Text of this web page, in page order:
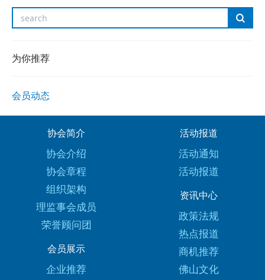
为你推荐
会员动态
协会简介
协会介绍
协会章程
组织架构
理监事会成员
荣誉顾问团
活动报道
活动通知
活动报道
资讯中心
政策法规
热点报道
商机推荐
佛山文化
会员展示
企业推荐